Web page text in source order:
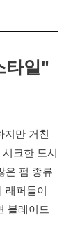
타일"
지만 거친
크한 도시
은 펌 종류
래퍼들이
블레이드